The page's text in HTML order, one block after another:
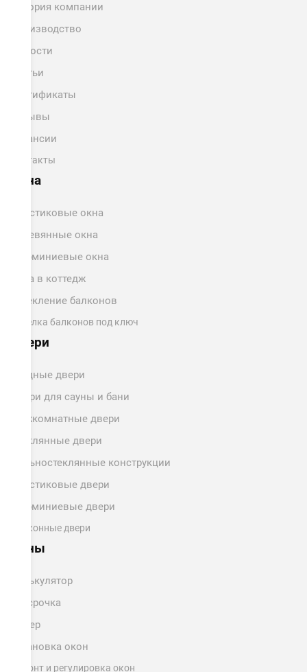
История компании
Производство
Новости
Статьи
Сертификаты
Отзывы
Вакансии
Контакты
Окна
Пластиковые окна
Деревянные окна
Алюминиевые окна
Окна в коттедж
Остекление балконов
Отделка балконов под ключ
Двери
Входные двери
Двери для сауны и бани
Межкомнатные двери
Стеклянные двери
Цельностеклянные конструкции
Пластиковые двери
Алюминиевые двери
Балконные двери
Цены
Калькулятор
Рассрочка
Замер
Установка окон
Ремонт и регулировка окон